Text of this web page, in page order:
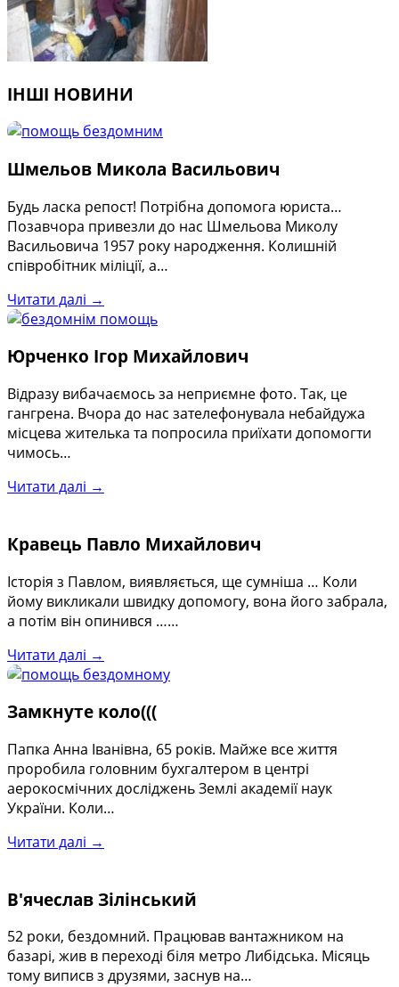
ІНШІ НОВИНИ
Шмельов Микола Васильович
Будь ласка репост! Потрібна допомога юриста…
Позавчора привезли до нас Шмельова Миколу
Васильовича 1957 року народження. Колишній
співробітник міліції, а…
Читати далі →
Юрченко Ігор Михайлович
Відразу вибачаємось за неприємне фото. Так, це
гангрена. Вчора до нас зателефонувала небайдужа
місцева жителька та попросила приїхати допомогти
чимось…
Читати далі →
Кравець Павло Михайлович
Історія з Павлом, виявляється, ще сумніша … Коли
йому викликали швидку допомогу, вона його забрала,
а потім він опинився ……
Читати далі →
Замкнуте коло(((
Папка Анна Іванівна, 65 років. Майже все життя
проробила головним бухгалтером в центрі
аерокосмічних досліджень Землі академії наук
України. Коли…
Читати далі →
В'ячеслав Зілінський
52 роки, бездомний. Працював вантажником на
базарі, жив в переході біля метро Либідська. Місяць
тому виписв з друзями, заснув на…